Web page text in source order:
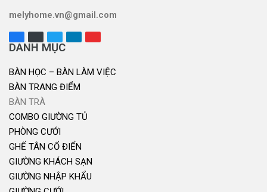
melyhome.vn@gmail.com
DANH MỤC
BÀN HỌC – BÀN LÀM VIỆC
BÀN TRANG ĐIỂM
BÀN TRÀ
COMBO GIƯỜNG TỦ
PHÒNG CƯỚI
GHẾ TÂN CỔ ĐIỂN
GIƯỜNG KHÁCH SẠN
GIƯỜNG NHẬP KHẨU